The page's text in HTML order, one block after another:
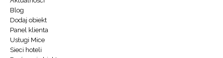
Blog
Dodaj obiekt
Panel klienta
Usługi Mice
Sieci hoteli